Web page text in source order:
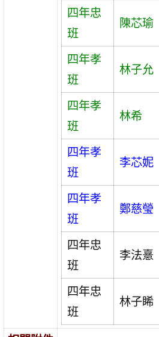
四年忠
班
陳芯瑜
四年孝
班
林子允
四年孝
班
林希
四年孝
班
李芯妮
四年孝
班
鄭慈瑩
四年忠
班
李法憙
四年忠
班
林子睎